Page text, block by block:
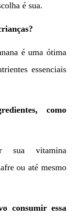
é sua.
é uma ótima
essenciais
como
sua vitamina
ou até mesmo
consumir essa